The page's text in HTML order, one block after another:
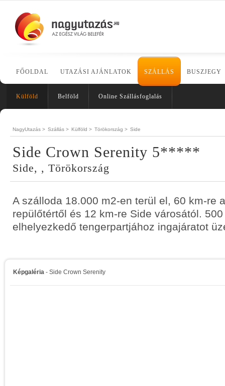
FŐOLDAL UTAZÁSI AJÁNLATOK SZÁLLÁS BUSZJEGY
Külföld Belföld Online Szállásfoglalás
NagyUtazás > Szállás > Külföld > Törökország > Side
Side Crown Serenity 5*****
Side, , Törökország
A szálloda 18.000 m2-en terül el, 60 km-re
repülőtértől és 12 km-re Side városától.
elhelyezkedő tengerpartjához ingajáratot
Képgaléria - Side Crown Serenity